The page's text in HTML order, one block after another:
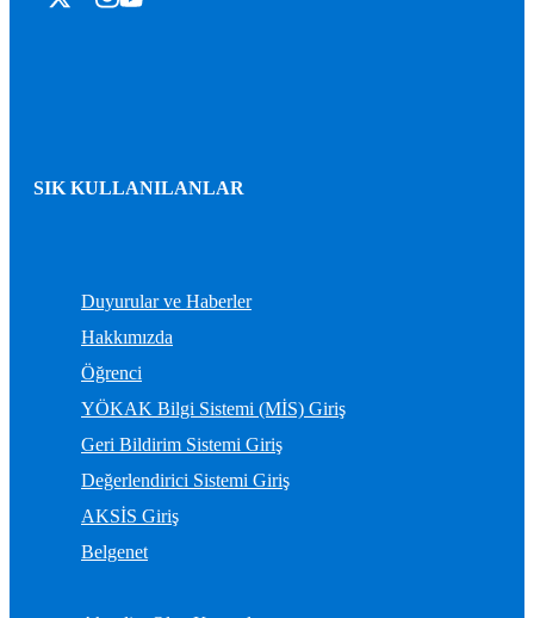
SIK KULLANILANLAR
Duyurular ve Haberler
Hakkımızda
Öğrenci
YÖKAK Bilgi Sistemi (MİS) Giriş
Geri Bildirim Sistemi Giriş
Değerlendirici Sistemi Giriş
AKSİS Giriş
Belgenet